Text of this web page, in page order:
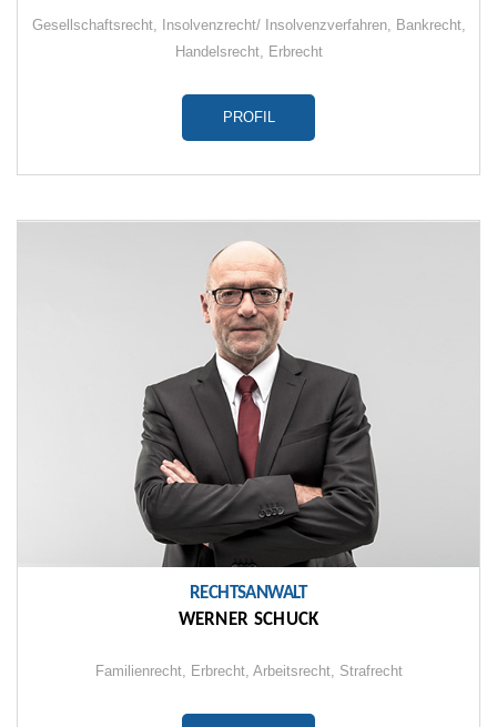
Gesellschaftsrecht, Insolvenzrecht/ Insolvenzverfahren, Bankrecht,
Handelsrecht, Erbrecht
PROFIL
RECHTSANWALT
WERNER SCHUCK
Familienrecht, Erbrecht, Arbeitsrecht, Strafrecht